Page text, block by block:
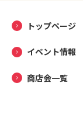
トップページ
イベント情報
商店会一覧